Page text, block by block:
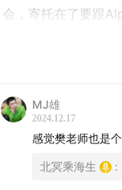
会，寄托在了要跟
局的那一刹那，作
这是一段对樊麾来说
CCTV都对他有过采
世界的AI往事，这
MJ雄
2024.12.17
感觉樊老师也是
北冥乘海生 :